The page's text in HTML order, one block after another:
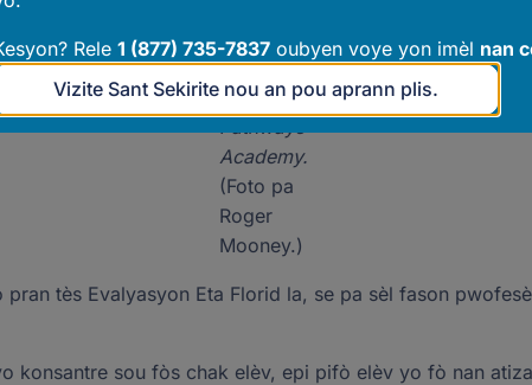
edikasyonèl
li nan
Educational
Pathways
Academy.
(Foto pa
Roger
Mooney.)
pran tès Evalyasyon Eta Florid la, se pa sèl fason
konsantre sou fòs chak elèv, epi pifò elèv yo fò nan
Rele 1 (877) 735-7837 oubyen voye yon imèl nan
Vizite Sant Sekirite nou an pou aprann plis.